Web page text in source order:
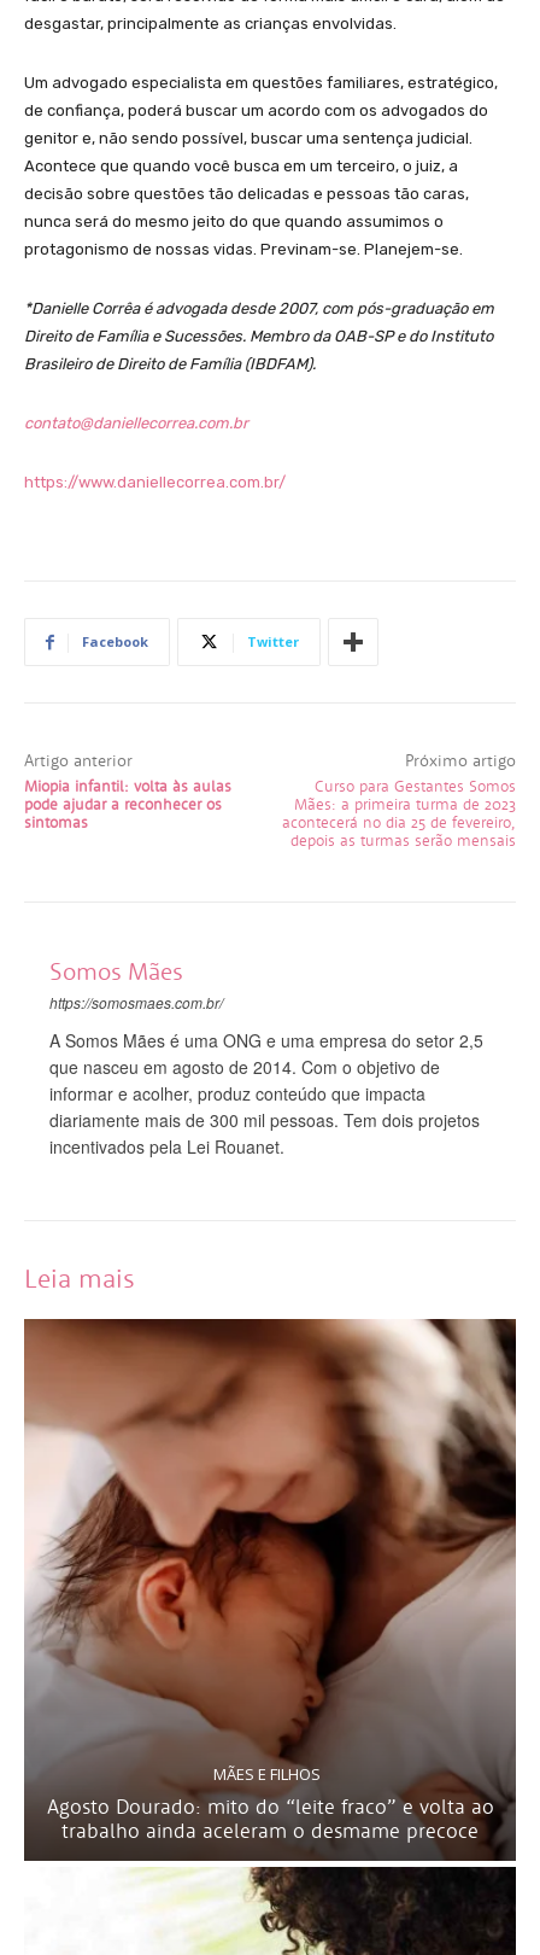
desgastar, principalmente as crianças envolvidas.
Um advogado especialista em questões familiares, estratégico,
de confiança, poderá buscar um acordo com os advogados do
genitor e, não sendo possível, buscar uma sentença judicial.
Acontece que quando você busca em um terceiro, o juiz, a
decisão sobre questões tão delicadas e pessoas tão caras,
nunca será do mesmo jeito do que quando assumimos o
protagonismo de nossas vidas. Previnam-se. Planejem-se.
*Danielle Corrêa é advogada desde 2007, com pós-graduação em
Direito de Família e Sucessões. Membro da OAB-SP e do Instituto
Brasileiro de Direito de Família (IBDFAM).
contato@daniellecorrea.com.br
https://www.daniellecorrea.com.br/
Facebook Twitter
Artigo anterior
Miopia infantil: volta às aulas
pode ajudar a reconhecer os
sintomas
Próximo artigo
Curso para Gestantes Somos
Mães: a primeira turma de 2023
acontecerá no dia 25 de fevereiro,
depois as turmas serão mensais
Somos Mães
https://somosmaes.com.br/
A Somos Mães é uma ONG e uma empresa do setor 2,5
que nasceu em agosto de 2014. Com o objetivo de
informar e acolher, produz conteúdo que impacta
diariamente mais de 300 mil pessoas. Tem dois projetos
incentivados pela Lei Rouanet.
Leia mais
MÃES E FILHOS
Agosto Dourado: mito do “leite fraco” e volta ao
trabalho ainda aceleram o desmame precoce